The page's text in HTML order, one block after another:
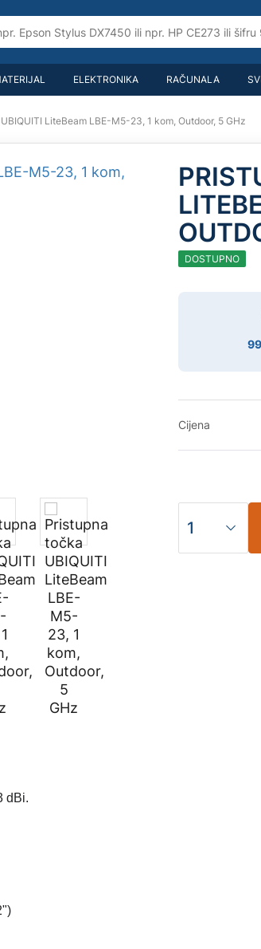
ELEKTRONIKA RAČUNALA
LiteBeam LBE-M5-23, 1 kom, Outdoor, 5 GHz
dBi.
DOSTUPNO
Cijena